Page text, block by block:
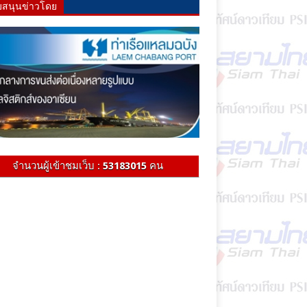
นุนข่าวโดย
จำนวนผู้เข้าชมเว็บ : 53183015 คน